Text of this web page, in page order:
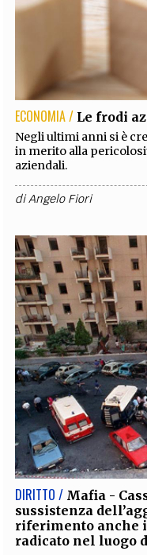
ECONOMIA / Le frodi
Negli ultimi anni si è
in merito alla
aziendali.
diAngelo Fiori
DIRITTO / Mafia -
sussistenza
riferimento anche
radicato nel luogo